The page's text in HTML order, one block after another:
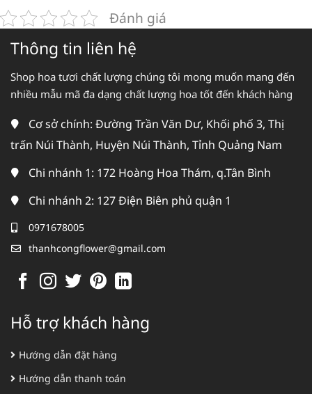
Đánh giá
Thông tin liên hệ
Shop hoa tươi chất lượng chúng tôi mong muốn mang đến
nhiều mẫu mã đa dạng chất lượng hoa tốt đến khách hàng
Cơ sở chính: Đường Trần Văn Dư, Khối phố 3, Thị
trấn Núi Thành, Huyện Núi Thành, Tỉnh Quảng Nam
Chi nhánh 1: 172 Hoàng Hoa Thám, q.Tân Bình
Chi nhánh 2: 127 Điện Biên phủ quận 1
0971678005
thanhcongflower@gmail.com
Hỗ trợ khách hàng
Hướng dẫn đặt hàng
Hướng dẫn thanh toán